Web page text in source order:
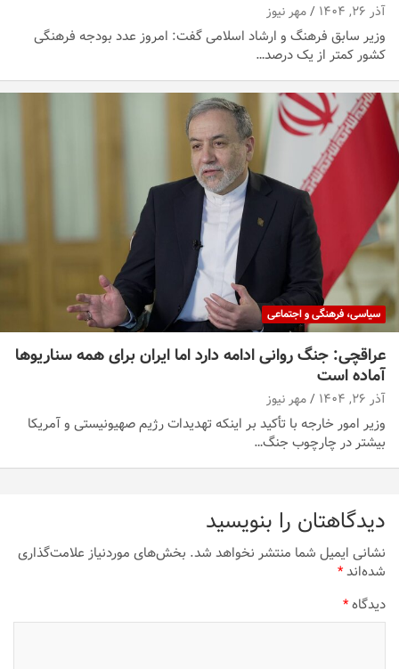
آذر ۲۶, ۱۴۰۴ مهر نیوز
وزیر سابق فرهنگ و ارشاد اسلامی گفت: امروز عدد بودجه فرهنگی
کشور کمتر از یک درصد…
سیاسی، فرهنگی و اجتماعی
عراقچی: جنگ روانی ادامه دارد اما ایران برای همه سناریوها
آماده است
آذر ۲۶, ۱۴۰۴ مهر نیوز
وزیر امور خارجه با تأکید بر اینکه تهدیدات رژیم صهیونیستی و آمریکا
بیشتر در چارچوب جنگ…
دیدگاهتان را بنویسید
نشانی ایمیل شما منتشر نخواهد شد.بخش‌های موردنیاز علامت‌گذاری
شده‌اند*
دیدگاه*